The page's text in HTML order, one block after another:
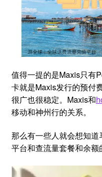
值得一提的是Maxis只有
卡就是Maxis发行的预付
很广也很稳定。Maxis和
移动和神州行的关系。
那么有一些人就会想知
平台和查流量套餐和余